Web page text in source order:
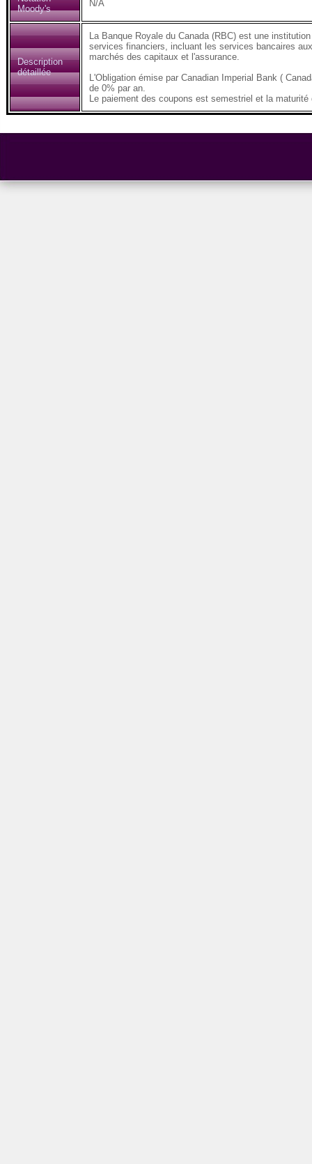
Moody's
N/A
Description
détaillée
La Banque Royale du Canada (RBC) est une
services financiers, incluant les services bancaires
marchés des capitaux et l'assurance.
L'Obligation émise par Canadian Imperial Bank (
de 0% par an.
Le paiement des coupons est semestriel et la